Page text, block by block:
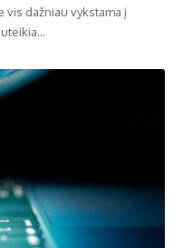
vis dažniau vykstama į